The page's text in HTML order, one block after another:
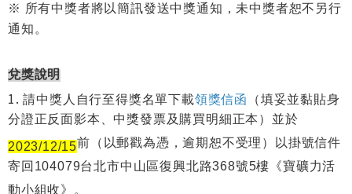
※ 所有中獎者將以簡訊發送中獎通知，未中獎者恕不另行
通知。
兌獎說明
請中獎人自行至得獎名單下載領獎信函 （填妥並黏貼身
分證正反面影本、中獎發票及購買明細正本）並於
2023/12/15前（以郵戳為憑，逾期恕不受理）以掛號信件
寄回104079台北市中山區復興北路368號5樓《寶礦力活